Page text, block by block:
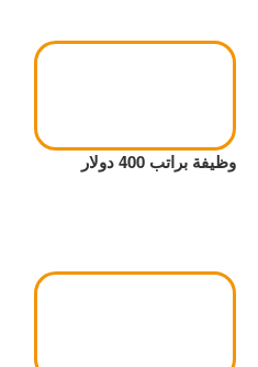
وظيفة براتب 400 دولار